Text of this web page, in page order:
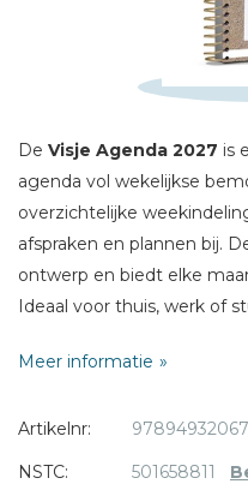
De Visje Agenda 2027 is
agenda vol wekelijkse
overzichtelijke
afspraken en plannen bij.
ontwerp en biedt elke
Ideaal voor thuis, werk of
ringband
Pagina indeling: Op de
Meer informatie
Artikelnr:
NSTC:
501658811